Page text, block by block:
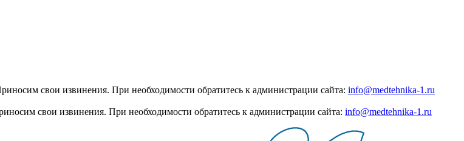
свои извинения. При необходимости обратитесь к администрации сайта: info@medtehnika-1.ru
свои извинения. При необходимости обратитесь к администрации сайта: info@medtehnika-1.ru